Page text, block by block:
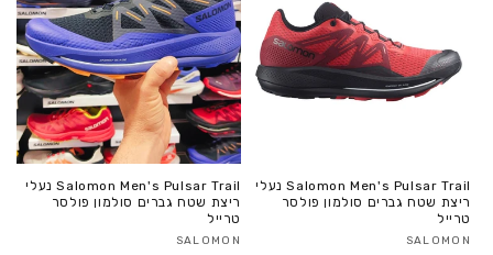
Salomon Men's Pulsar Trail נעלי
ריצת שטח גברים סולמון פולסר
טרייל
SALOMON
Salomon Men's Pulsar Trail נעלי
ריצת שטח גברים סולמון פולסר
טרייל
SALOMON